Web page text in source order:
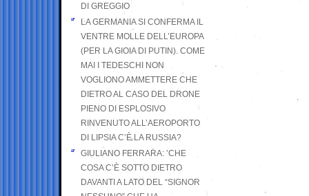
DI GREGGIO
LA GERMANIA SI CONFERMA IL
VENTRE MOLLE DELL’EUROPA
(PER LA GIOIA DI PUTIN). COME
MAI I TEDESCHI NON
VOGLIONO AMMETTERE CHE
DIETRO AL CASO DEL DRONE
PIENO DI ESPLOSIVO
RINVENUTO ALL’AEROPORTO
DI LIPSIA C’È LA RUSSIA?
GIULIANO FERRARA: ’CHE
COSA C’È SOTTO DIETRO
DAVANTI A LATO DEL “SIGNOR